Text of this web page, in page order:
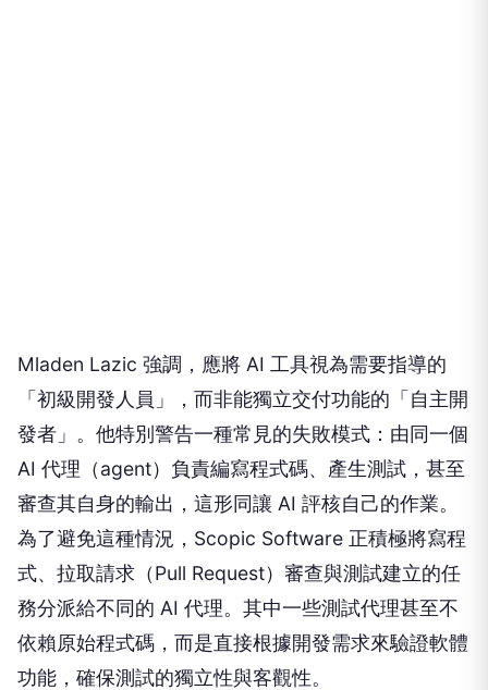
Mladen Lazic 強調，應將 AI 工具視為需要指導的
「初級開發人員」，而非能獨立交付功能的「自主開
發者」。他特別警告一種常見的失敗模式：由同一個
AI 代理（agent）負責編寫程式碼、產生測試，甚至
審查其自身的輸出，這形同讓 AI 評核自己的作業。
為了避免這種情況，Scopic Software 正積極將寫程
式、拉取請求（Pull Request）審查與測試建立的任
務分派給不同的 AI 代理。其中一些測試代理甚至不
依賴原始程式碼，而是直接根據開發需求來驗證軟體
功能，確保測試的獨立性與客觀性。